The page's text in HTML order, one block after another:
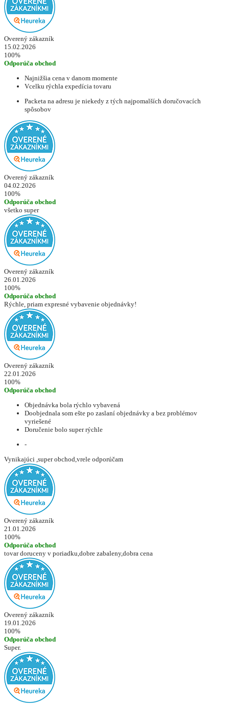
Overený zákazník
15.02.2026
100%
Odporúča obchod
Najnižšia cena v danom momente
Vcelku rýchla expedícia tovaru
Packeta na adresu je niekedy z tých najpomalších doručovacích
spôsobov
Overený zákazník
04.02.2026
100%
Odporúča obchod
všetko super
Overený zákazník
26.01.2026
100%
Odporúča obchod
Rýchle, priam expresné vybavenie objednávky!
Overený zákazník
22.01.2026
100%
Odporúča obchod
Objednávka bola rýchlo vybavená
Doobjednala som ešte po zaslaní objednávky a bez problémov
vyriešené
Doručenie bolo super rýchle
-
Vynikajúci ,super obchod,vrele odporúčam
Overený zákazník
21.01.2026
100%
Odporúča obchod
tovar doruceny v poriadku,dobre zabaleny,dobra cena
Overený zákazník
19.01.2026
100%
Odporúča obchod
Super.